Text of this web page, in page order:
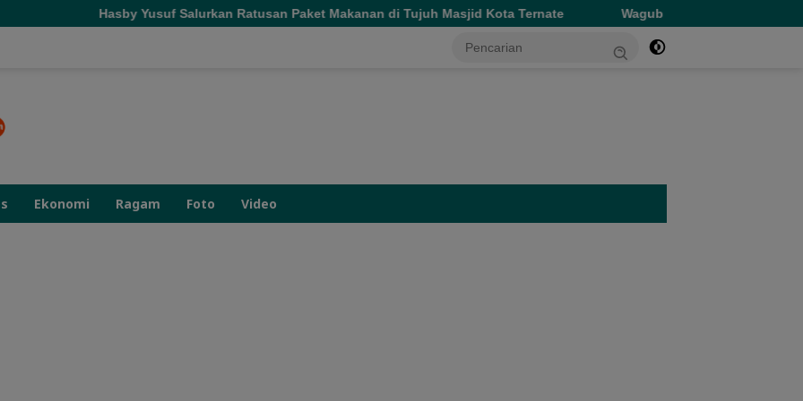
Yusuf Salurkan Ratusan Paket Makanan di Tujuh Masjid Kota Ternate Wagub Dorong Lingkungan Bersih dan Edukasi
Ekonomi Ragam Foto Video